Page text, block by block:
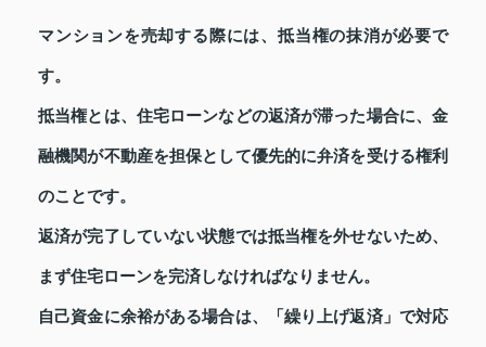
マンションを売却する際には、抵当権の抹消が必要で
す。
抵当権とは、住宅ローンなどの返済が滞った場合に、金
融機関が不動産を担保として優先的に弁済を受ける権利
のことです。
返済が完了していない状態では抵当権を外せないため、
まず住宅ローンを完済しなければなりません。
自己資金に余裕がある場合は、「繰り上げ返済」で対応